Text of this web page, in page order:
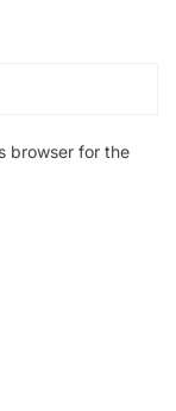
browser for the